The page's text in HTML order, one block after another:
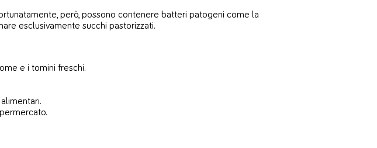
però, possono contenere batteri patogeni come la
esclusivamente succhi pastorizzati.
e i tomini freschi.